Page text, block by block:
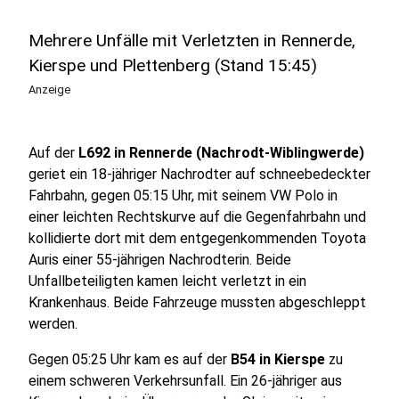
Mehrere Unfälle mit Verletzten in Rennerde,
Kierspe und Plettenberg (Stand 15:45)
Anzeige
Auf der L692 in Rennerde (Nachrodt-Wiblingwerde)
geriet ein 18-jähriger Nachrodter auf schneebedeckter
Fahrbahn, gegen 05:15 Uhr, mit seinem VW Polo in
einer leichten Rechtskurve auf die Gegenfahrbahn und
kollidierte dort mit dem entgegenkommenden Toyota
Auris einer 55-jährigen Nachrodterin. Beide
Unfallbeteiligten kamen leicht verletzt in ein
Krankenhaus. Beide Fahrzeuge mussten abgeschleppt
werden.
Gegen 05:25 Uhr kam es auf der B54 in Kierspe zu
einem schweren Verkehrsunfall. Ein 26-jähriger aus